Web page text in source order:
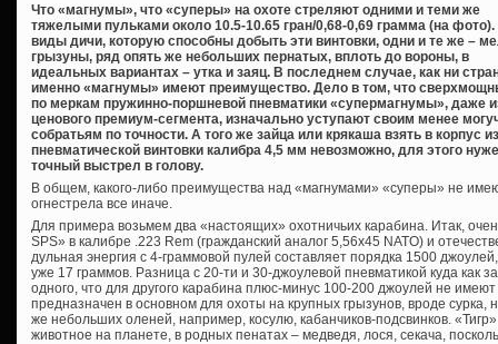
Что «магнумы», что «суперы» на охоте стреляют одними и теми же
тяжелыми пульками около 10.5-10.65 гран/0,68-0,69 грамма (на
виды дичи, которую способны добыть эти винтовки, одни и те же –
грызуны, ряд опять же небольших пернатых, вплоть до вороны, в
идеальных вариантах – утка и заяц. В последнем случае, как ни
именно «магнумы» имеют преимущество. Дело в том, что
по меркам пружинно-поршневой пневматики «супермагнумы», даже
ценового премиум-сегмента, изначально уступают своим менее
собратьям по точности. А того же зайца или крякаша взять в корпус из
пневматической винтовки калибра 4,5 мм невозможно, для этого
точный выстрел в голову.
В общем, какого-либо преимущества над «магнумами» «суперы» не
огнестрела все иначе.
Для примера возьмем два «настоящих» охотничьих карабина. Итак,
SPS» в калибре .223 Rem (гражданский аналог 5,56х45 NATO) и
дульная энергия с 4-граммовой пулей составляет порядка 1500
уже 17 граммов. Разница с 20-ти и 30-джоулевой пневматикой куда как
одного, что для другого карабина плюс-минус 100-200 джоулей не
предназначен в основном для охоты на крупных грызунов, вроде сурка,
же небольших оленей, например, косулю, кабанчиков-подсвинков.
животное на планете, в родных пенатах – медведя, лося, секача,